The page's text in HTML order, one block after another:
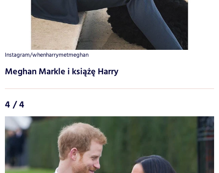
Instagram/whenharrymetmeghan
Meghan Markle i książę Harry
4 / 4